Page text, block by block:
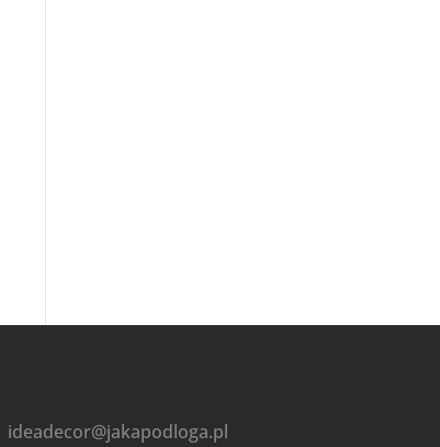
ideadecor@jakapodloga.pl